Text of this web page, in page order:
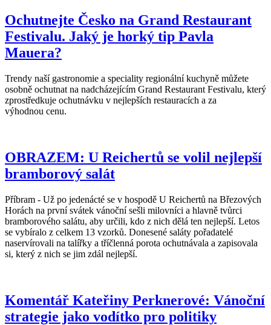
Ochutnejte Česko na Grand Restaurant
Festivalu. Jaký je horký tip Pavla
Mauera?
Trendy naší gastronomie a speciality regionální kuchyně můžete
osobně ochutnat na nadcházejícím Grand Restaurant Festivalu, který
zprostředkuje ochutnávku v nejlepších restauracích a za
výhodnou cenu.
OBRAZEM: U Reichertů se volil nejlepší
bramborový salát
Příbram - Už po jedenácté se v hospodě U Reichertů na Březových
Horách na první svátek vánoční sešli milovníci a hlavně tvůrci
bramborového salátu, aby určili, kdo z nich dělá ten nejlepší. Letos
se vybíralo z celkem 13 vzorků. Donesené saláty pořadatelé
naservírovali na talířky a tříčlenná porota ochutnávala a zapisovala
si, který z nich se jim zdál nejlepší.
Komentář Kateřiny Perknerové: Vánoční
strategie jako vodítko pro politiky